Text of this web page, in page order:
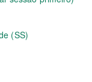
(SS)